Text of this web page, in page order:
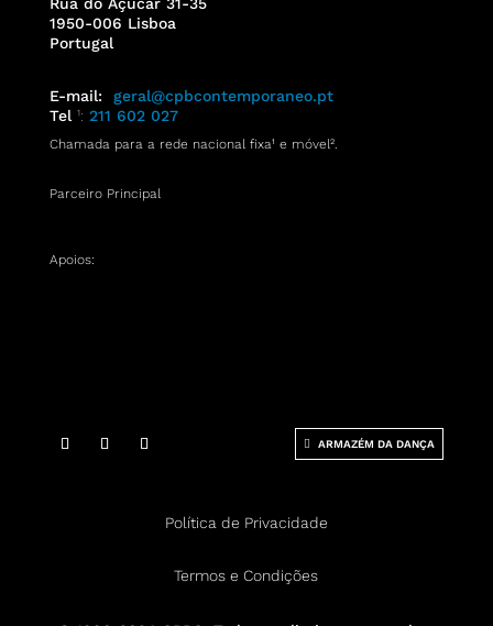
1950-006 Lisboa
Portugal
E-mail:
geral@cpbcontemporaneo.pt
Tel ¹: 211 602 027
Chamada para a rede nacional fixa¹ e móvel².
Parceiro Principal
Apoios:
ARMAZÉM DA DANÇA
Política de Privacidade
Termos e Condições